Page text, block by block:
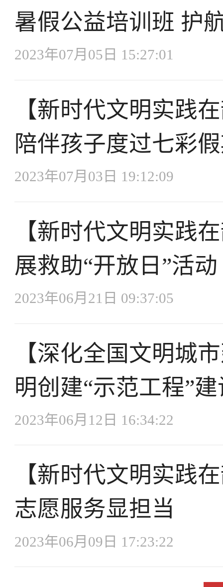
暑假公益培训班 护
2023年07月05日 15:27:01
【新时代文明实践
陪伴孩子度过七彩
2023年07月03日 19:12:09
【新时代文明实践
展救助“开放日”活动
2023年06月21日 09:37:05
【深化全国文明城
明创建“示范工程”
2023年06月12日 16:34:22
【新时代文明实践
志愿服务显担当
2023年06月09日 17:23:22